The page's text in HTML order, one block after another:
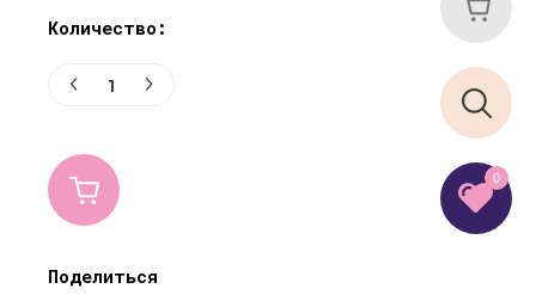
0
Количество:
Поделиться